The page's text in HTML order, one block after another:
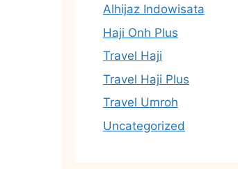
Alhijaz Indowisata
Haji Onh Plus
Travel Haji
Travel Haji Plus
Travel Umroh
Uncategorized